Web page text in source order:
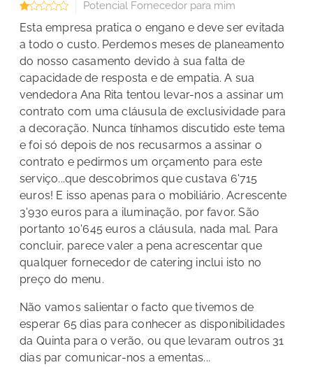
Potencial Fornecedor para mim
Esta empresa pratica o engano e deve ser evitada
a todo o custo. Perdemos meses de planeamento
do nosso casamento devido à sua falta de
capacidade de resposta e de empatia. A sua
vendedora Ana Rita tentou levar-nos a assinar um
contrato com uma cláusula de exclusividade para
a decoração. Nunca tínhamos discutido este tema
e foi só depois de nos recusarmos a assinar o
contrato e pedirmos um orçamento para este
serviço...que descobrimos que custava 6'715
euros! E isso apenas para o mobiliário. Acrescente
3'930 euros para a iluminação, por favor. São
portanto 10'645 euros a cláusula, nada mal. Para
concluir, parece valer a pena acrescentar que
qualquer fornecedor de catering inclui isto no
preço do menu.
Não vamos salientar o facto que tivemos de
esperar 65 dias para conhecer as disponibilidades
da Quinta para o verão, ou que levaram outros 31
dias par comunicar-nos a ementas...